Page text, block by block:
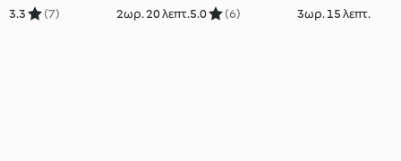
3.3 (7) 2ωρ. 20 λεπτ.5.0 (6) 3ωρ. 15 λεπτ.